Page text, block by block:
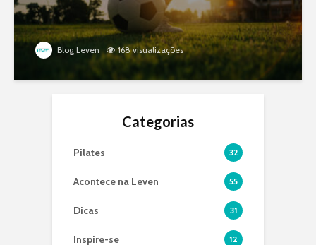
Blog Leven 168 visualizações
Categorias
Pilates 32
Acontece na Leven 55
Dicas 31
Inspire-se 12